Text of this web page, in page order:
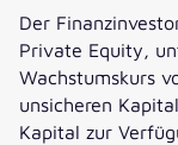
Der
Private Equity,
Wachstumskurs
unsicheren
Kapital zur